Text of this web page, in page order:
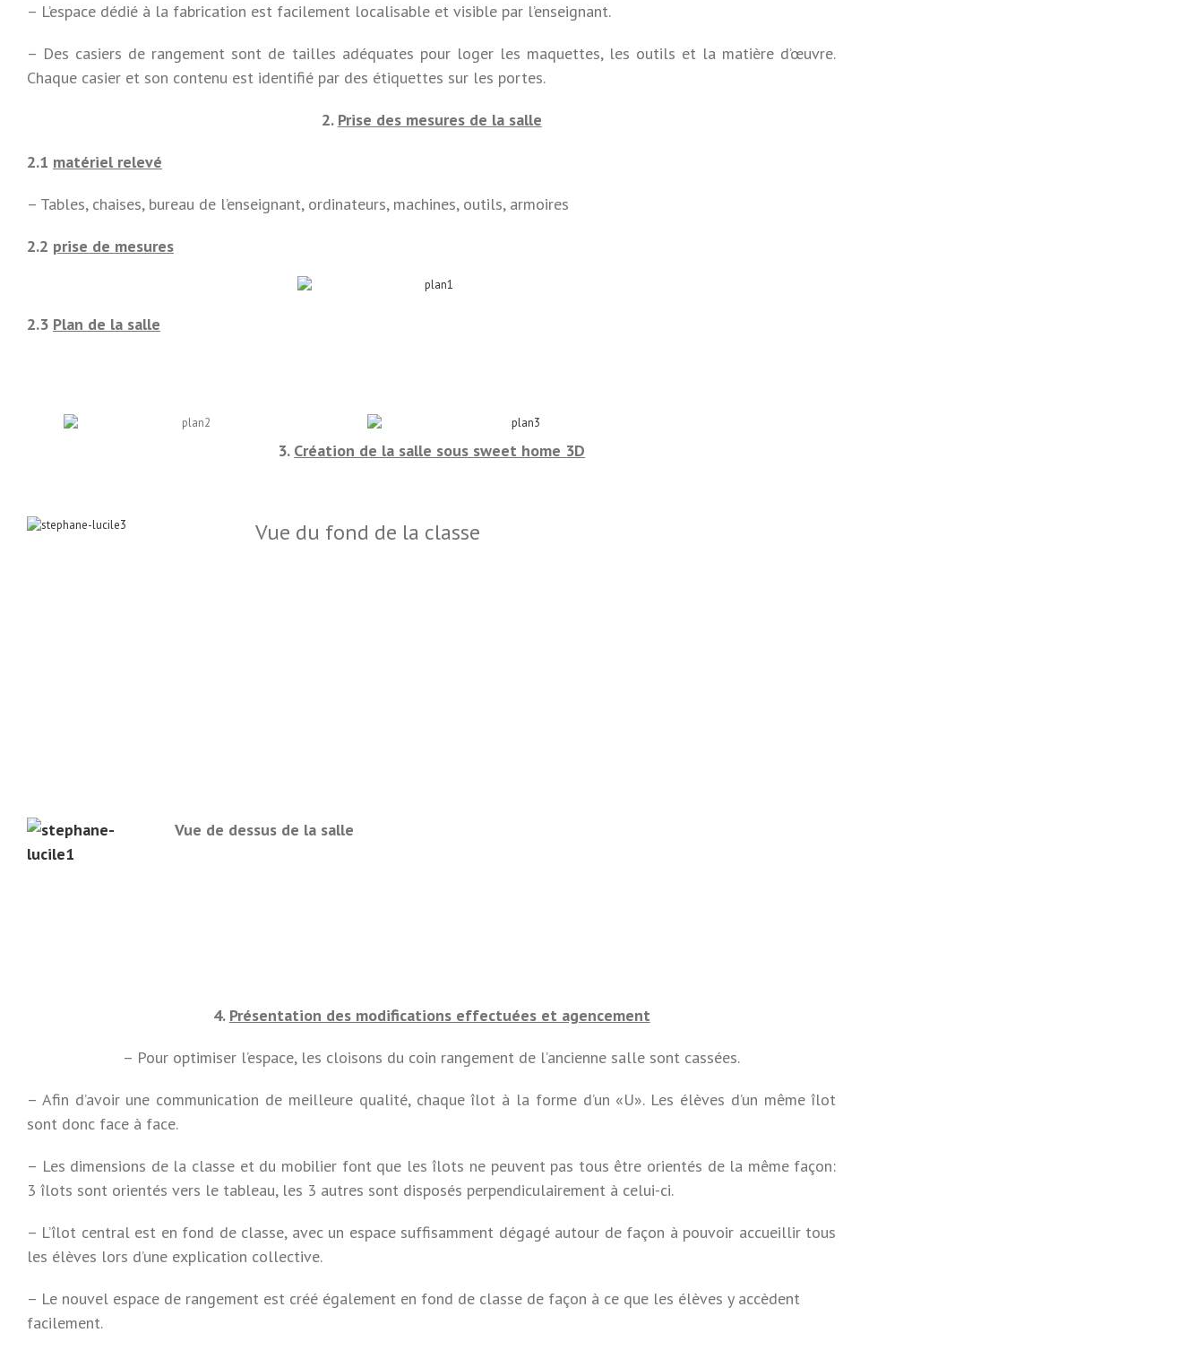
– L’espace dédié à la fabrication est facilement localisable et visible par l’enseignant.
– Des casiers de rangement sont de tailles adéquates pour loger les maquettes, les outils et la matière d’œuvre.
Chaque casier et son contenu est identifié par des étiquettes sur les portes.
2. Prise des mesures de la salle
2.1 matériel relevé
– Tables, chaises, bureau de l’enseignant, ordinateurs, machines, outils, armoires
2.2 prise de mesures
2.3 Plan de la salle
3. Création de la salle sous sweet home 3D
Vue du fond de la classe
Vue de dessus de la salle
4. Présentation des modifications effectuées et agencement
– Pour optimiser l’espace, les cloisons du coin rangement de l’ancienne salle sont cassées.
– Afin d’avoir une communication de meilleure qualité, chaque îlot à la forme d’un «U». Les élèves d’un même îlot
sont donc face à face.
– Les dimensions de la classe et du mobilier font que les îlots ne peuvent pas tous être orientés de la même façon:
3 îlots sont orientés vers le tableau, les 3 autres sont disposés perpendiculairement à celui-ci.
– L’îlot central est en fond de classe, avec un espace suffisamment dégagé autour de façon à pouvoir accueillir tous
les élèves lors d’une explication collective.
– Le nouvel espace de rangement est créé également en fond de classe de façon à ce que les élèves y accèdent
facilement.